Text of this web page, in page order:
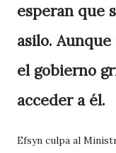
esperan que
asilo.
el gobierno
acceder a él.
Efsyn culpa al